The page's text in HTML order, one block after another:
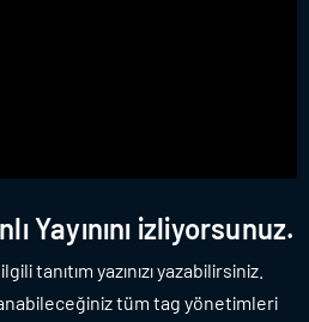
Yayınını izliyorsunuz.
tanıtım yazınızı yazabilirsiniz.
tüm tag yönetimleri